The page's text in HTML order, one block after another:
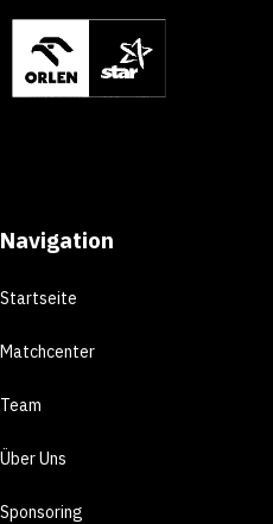
Navigation
Startseite
Matchcenter
Team
Über Uns
Sponsoring